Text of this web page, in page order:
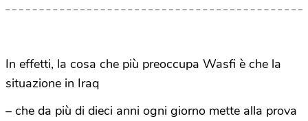
In effetti, la cosa che più preoccupa Wasfi è che la
situazione in Iraq
– che da più di dieci anni ogni giorno mette alla prova